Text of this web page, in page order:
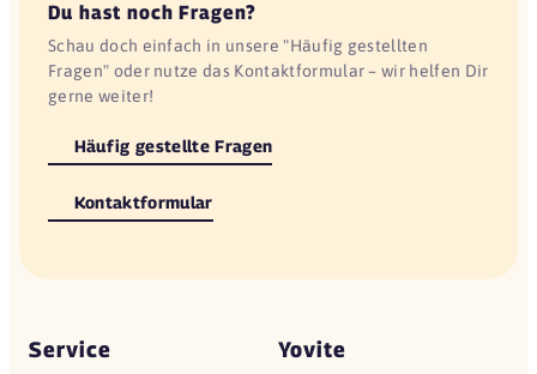
Du hast noch Fragen?
Schau doch einfach in unsere "Häufig gestellten
Fragen" oder nutze das Kontaktformular – wir helfen Dir
gerne weiter!
Häufig gestellte Fragen
Kontaktformular
Service Yovite